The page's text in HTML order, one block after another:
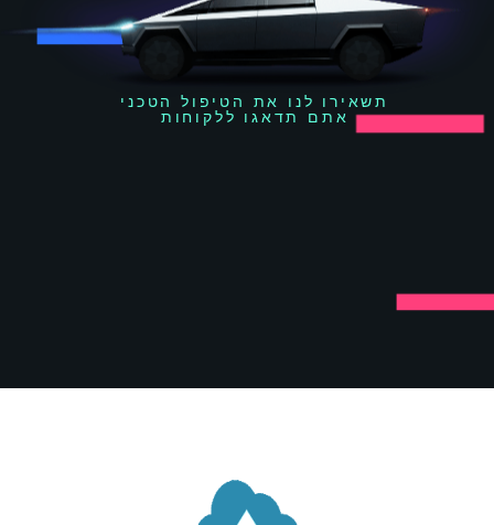
תשאירו לנו את הטיפול הטכני
אתם תדאגו ללקוחות